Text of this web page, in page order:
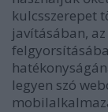
kulcsszerepet
javításában,
legyen szó